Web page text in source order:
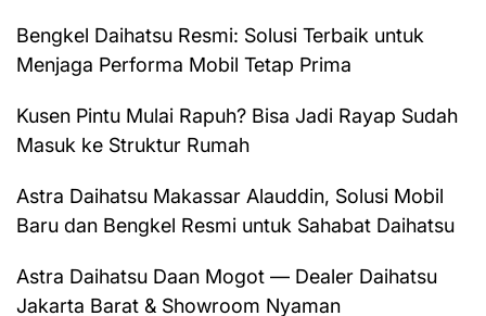
Bengkel Daihatsu Resmi: Solusi Terbaik untuk
Menjaga Performa Mobil Tetap Prima
Kusen Pintu Mulai Rapuh? Bisa Jadi Rayap Sudah
Masuk ke Struktur Rumah
Astra Daihatsu Makassar Alauddin, Solusi Mobil
Baru dan Bengkel Resmi untuk Sahabat Daihatsu
Astra Daihatsu Daan Mogot — Dealer Daihatsu
Jakarta Barat & Showroom Nyaman